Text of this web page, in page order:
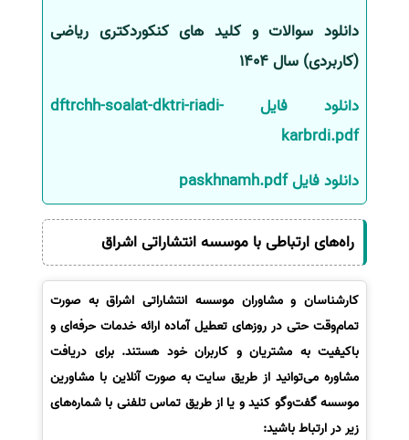
دانلود سوالات و کلید های کنکوردکتری ریاضی
(کاربردی) سال 1404
دانلود فایل dftrchh-soalat-dktri-riadi-
karbrdi.pdf
دانلود فایل paskhnamh.pdf
راه‌های ارتباطی با موسسه انتشاراتی اشراق
کارشناسان و مشاوران موسسه انتشاراتی اشراق به صورت
تمام‌وقت حتی در روزهای تعطیل آماده ارائه خدمات حرفه‌ای و
باکیفیت به مشتریان و کاربران خود هستند. برای دریافت
مشاوره می‌توانید از طریق سایت به صورت آنلاین با مشاورین
موسسه گفت‌وگو کنید و یا از طریق تماس تلفنی با شماره‌های
زیر در ارتباط باشید: